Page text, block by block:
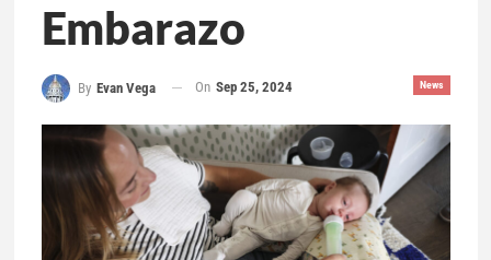
Embarazo
News
By Evan Vega On Sep 25, 2024